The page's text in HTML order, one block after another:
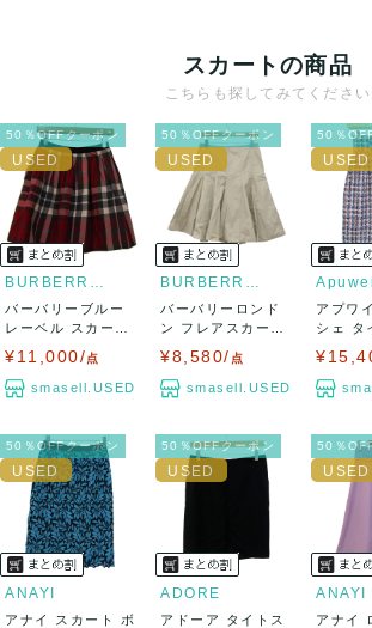
スカートの商品
こちらも探してみてください
50％OFFクーポン
BURBERRY BLUE LABEL
バーバリーブルー
レーベル スカート
¥11,000/点
smasell.USED
50％OFFクーポン
BURBERRY LONDON
バーバリーロンド
ン フレアスカート
¥8,580/ 点
smasell.USED
50％
アプワ
シェ タ
50％OFFクーポン
ANAYI
アナイ スカート ボ
50％OFFクーポン
ADORE
アドーア タイトス
50％
ANAYI
アナイ